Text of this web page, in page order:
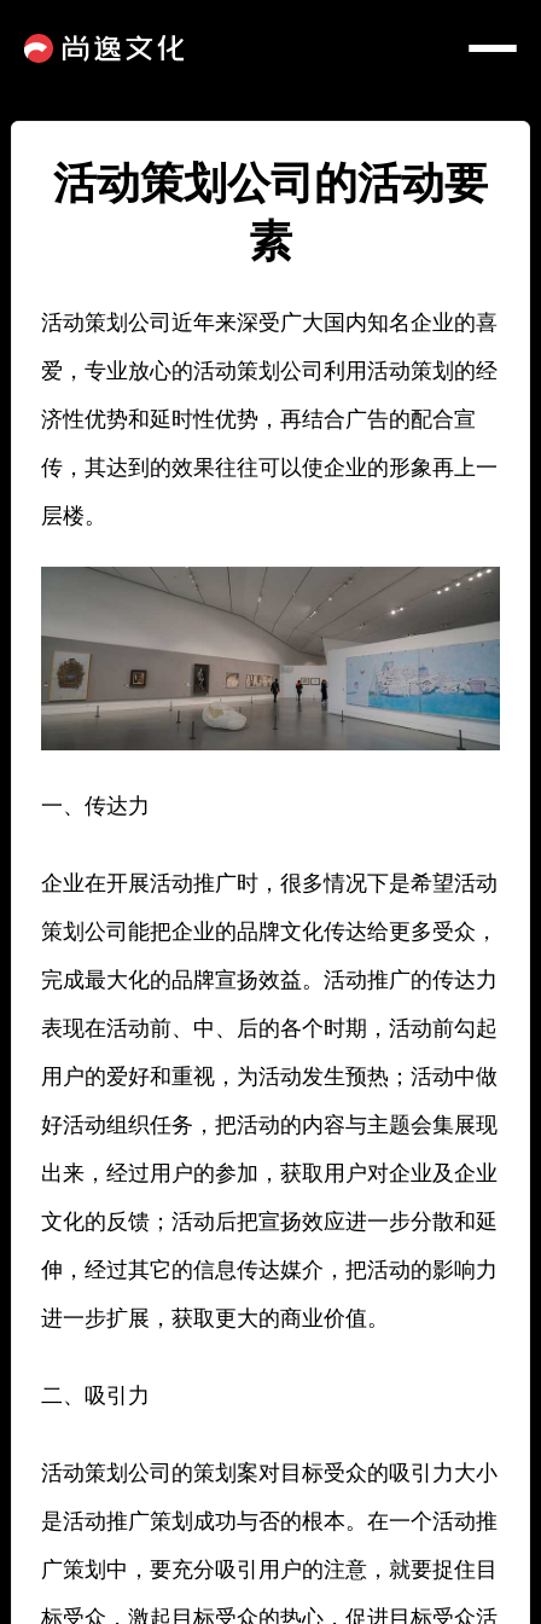
活动策划公司的活动要
素
活动策划公司近年来深受广大国内知名企业的喜
爱，专业放心的活动策划公司利用活动策划的经
济性优势和延时性优势，再结合广告的配合宣
传，其达到的效果往往可以使企业的形象再上一
层楼。
一、传达力
企业在开展活动推广时，很多情况下是希望活动
策划公司能把企业的品牌文化传达给更多受众，
完成最大化的品牌宣扬效益。活动推广的传达力
表现在活动前、中、后的各个时期，活动前勾起
用户的爱好和重视，为活动发生预热；活动中做
好活动组织任务，把活动的内容与主题会集展现
出来，经过用户的参加，获取用户对企业及企业
文化的反馈；活动后把宣扬效应进一步分散和延
伸，经过其它的信息传达媒介，把活动的影响力
进一步扩展，获取更大的商业价值。
二、吸引力
活动策划公司的策划案对目标受众的吸引力大小
是活动推广策划成功与否的根本。在一个活动推
广策划中，要充分吸引用户的注意，就要捉住目
标受众，激起目标受众的热心，促进目标受众活